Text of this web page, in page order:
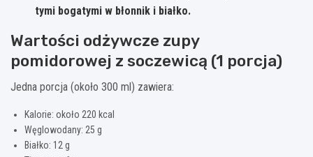
tymi bogatymi w błonnik i białko.
Wartości odżywcze zupy
pomidorowej z soczewicą (1 porcja)
Jedna porcja (około 300 ml) zawiera:
Kalorie: około 220 kcal
Węglowodany: 25 g
Białko: 12 g